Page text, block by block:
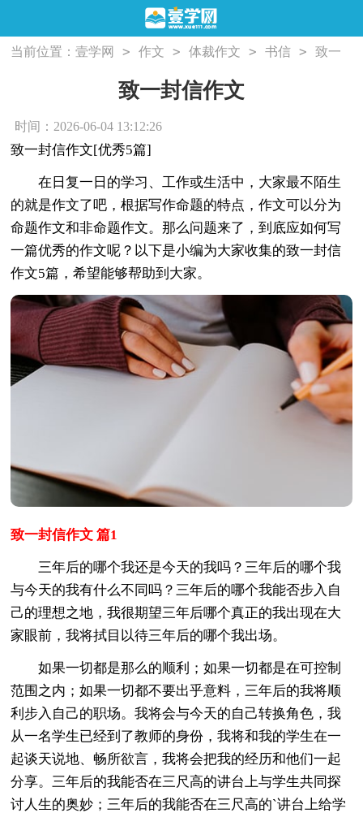
当前位置：壹学网 > 作文 > 体裁作文 > 书信 >
致一
致一封信作文
时间：2026-06-04 13:12:26
致一封信作文[优秀5篇]
在日复一日的学习、工作或生活中，大家最不陌生
的就是作文了吧，根据写作命题的特点，作文可以分为
命题作文和非命题作文。那么问题来了，到底应如何写
一篇优秀的作文呢？以下是小编为大家收集的致一封信
作文5篇，希望能够帮助到大家。
致一封信作文 篇1
三年后的哪个我还是今天的我吗？三年后的哪个我
与今天的我有什么不同吗？三年后的哪个我能否步入自
己的理想之地，我很期望三年后哪个真正的我出现在大
家眼前，我将拭目以待三年后的哪个我出场。
如果一切都是那么的顺利；如果一切都是在可控制
范围之内；如果一切都不要出乎意料，三年后的我将顺
利步入自己的职场。我将会与今天的自己转换角色，我
从一名学生已经到了教师的身份，我将和我的学生在一
起谈天说地、畅所欲言，我将会把我的经历和他们一起
分享。三年后的我能否在三尺高的讲台上与学生共同探
讨人生的奥妙；三年后的我能否在三尺高的`讲台上给学